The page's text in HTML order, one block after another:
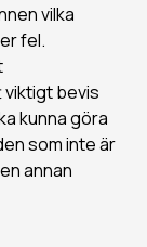
vilka
fel.
bevis
kunna göra
som inte är
annan